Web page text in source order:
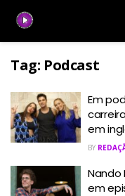
Tag: Podcast
Em
em
BY
Nando
em